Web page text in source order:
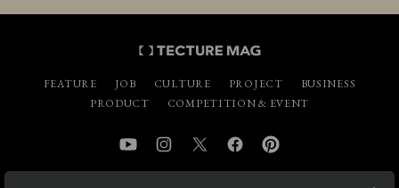
FEATURE JOB CULTURE PROJECT
BUSINESS
PRODUCT
COMPETITION & EVENT
YouTube InstagramTwitter Facebook